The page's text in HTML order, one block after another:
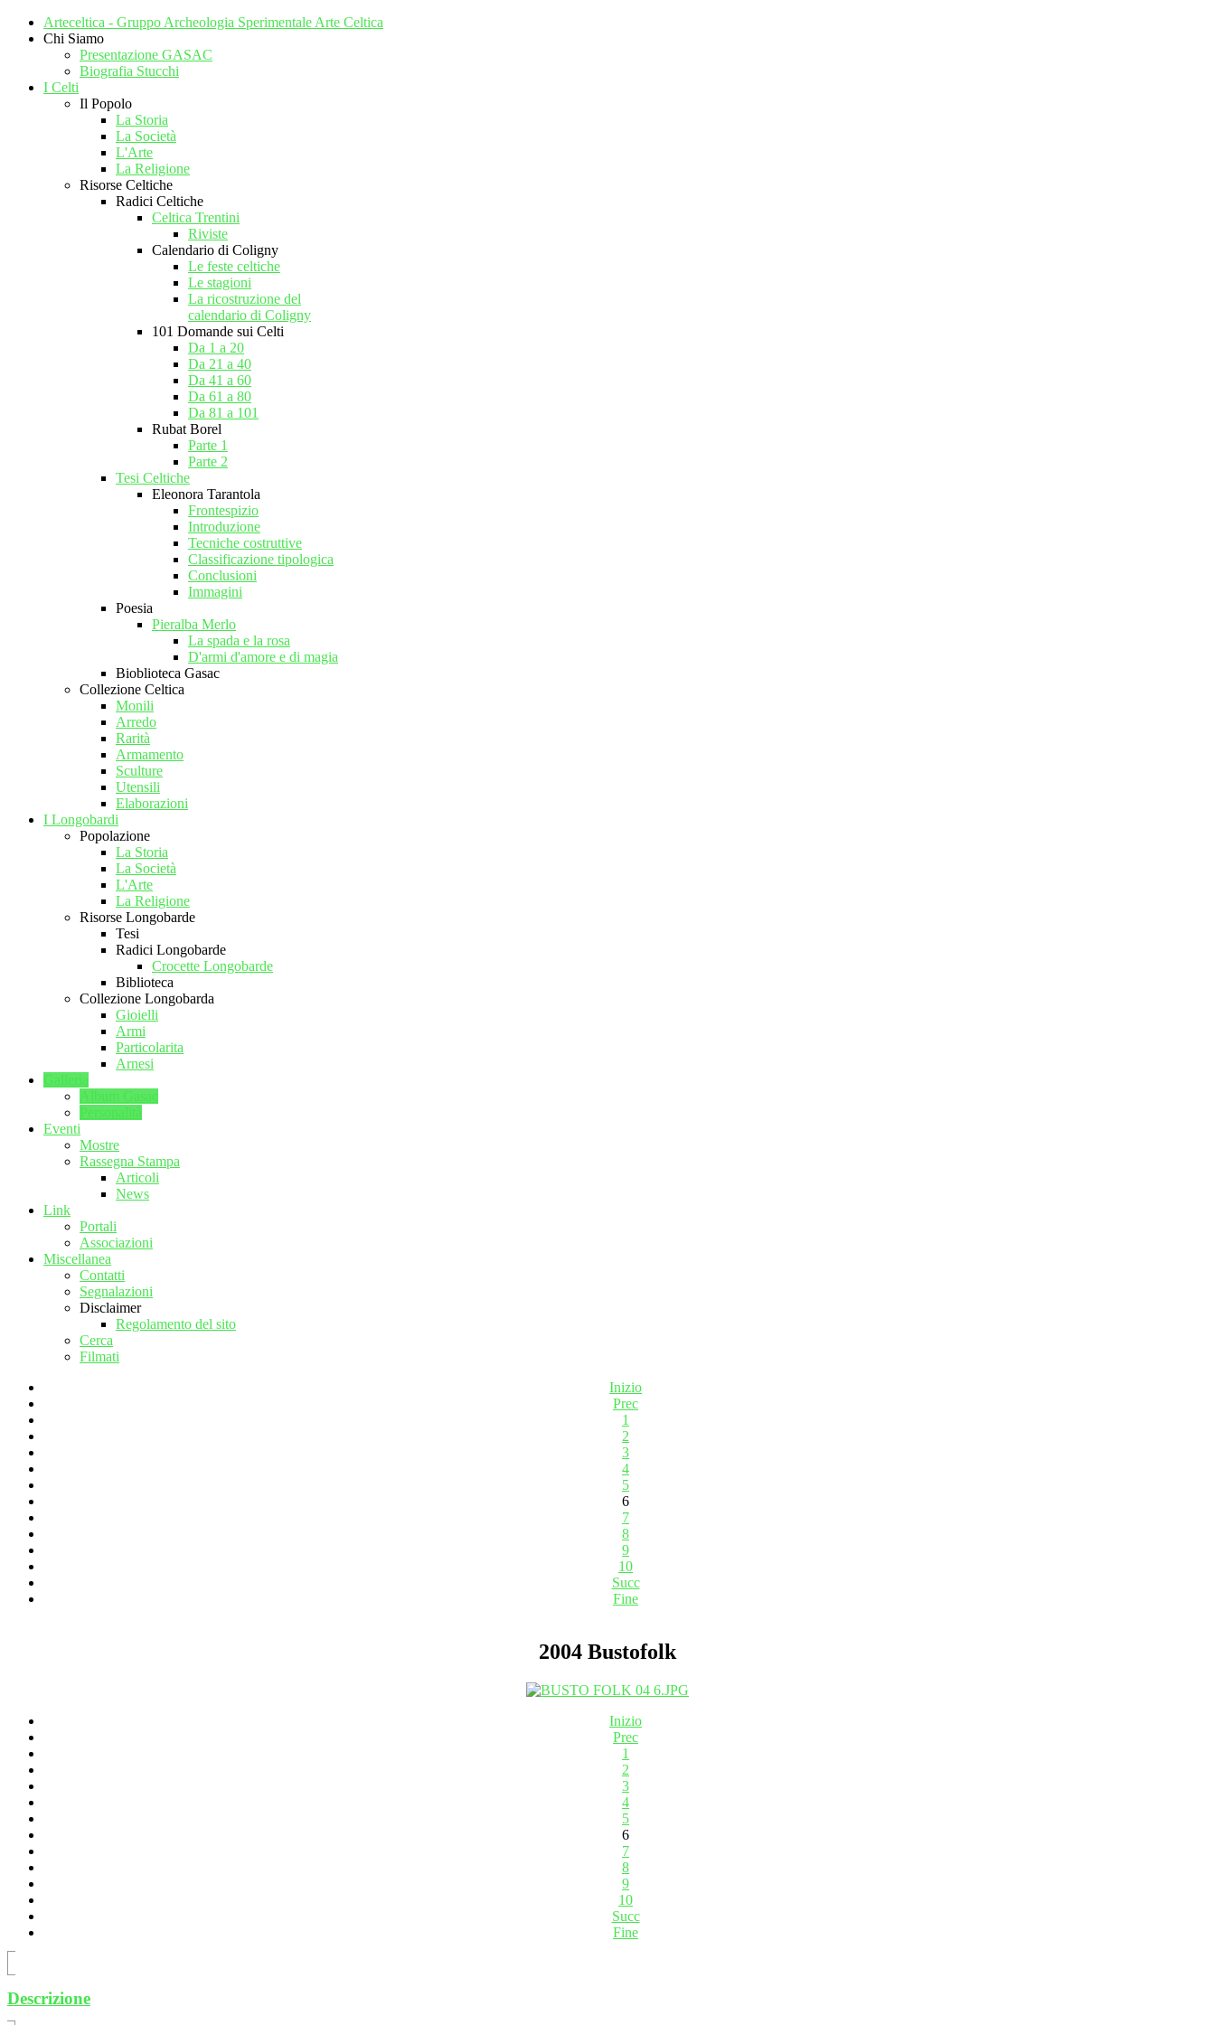
Arteceltica - Gruppo Archeologia Sperimentale Arte Celtica
Chi Siamo
Presentazione GASAC
Biografia Stucchi
I Celti
Il Popolo
La Storia
La Società
L'Arte
La Religione
Risorse Celtiche
Radici Celtiche
Celtica Trentini
Riviste
Calendario di Coligny
Le feste celtiche
Le stagioni
La ricostruzione del
calendario di Coligny
101 Domande sui Celti
Da 1 a 20
Da 21 a 40
Da 41 a 60
Da 61 a 80
Da 81 a 101
Rubat Borel
Parte 1
Parte 2
Tesi Celtiche
Eleonora Tarantola
Frontespizio
Introduzione
Tecniche costruttive
Classificazione tipologica
Conclusioni
Immagini
Poesia
Pieralba Merlo
La spada e la rosa
D'armi d'amore e di magia
Bioblioteca Gasac
Collezione Celtica
Monili
Arredo
Rarità
Armamento
Sculture
Utensili
Elaborazioni
I Longobardi
Popolazione
La Storia
La Società
L'Arte
La Religione
Risorse Longobarde
Tesi
Radici Longobarde
Crocette Longobarde
Biblioteca
Collezione Longobarda
Gioielli
Armi
Particolarita
Arnesi
Eventi
Mostre
Rassegna Stampa
Articoli
News
Link
Portali
Associazioni
Miscellanea
Contatti
Segnalazioni
Disclaimer
Regolamento del sito
Cerca
Filmati
Inizio
Prec
1
2
3
4
5
6
7
8
9
10
Succ
Fine
2004 Bustofolk
Inizio
Prec
1
2
3
4
5
6
7
8
9
10
Succ
Fine
Descrizione